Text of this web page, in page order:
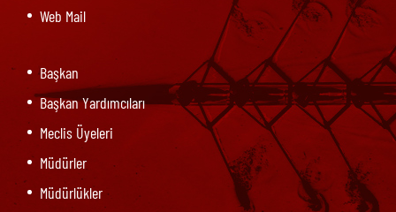
Web Mail
Başkan
Başkan Yardımcıları
Meclis Üyeleri
Müdürler
Müdürlükler